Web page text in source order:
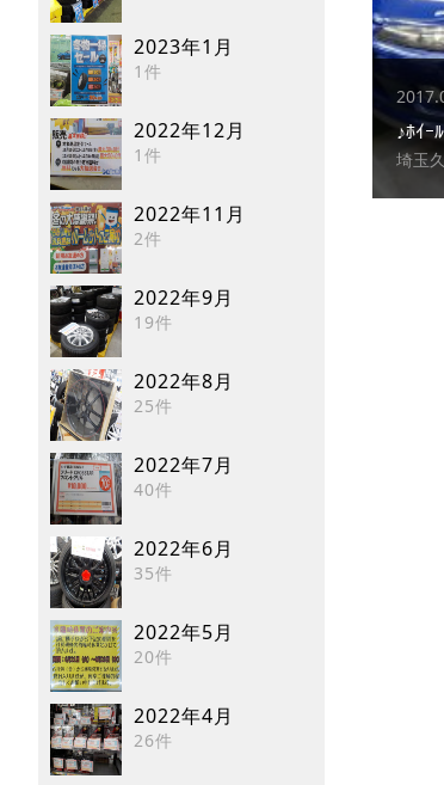
2023年1月
1件
2022年12月
1件
2022年11月
2件
2022年9月
19件
2022年8月
25件
2022年7月
40件
2022年6月
35件
2022年5月
20件
2022年4月
26件
♪ﾎｲｰ
埼玉